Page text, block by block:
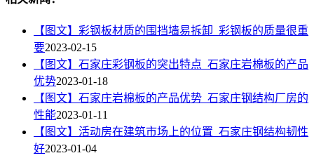
【图文】彩钢板材质的围挡墙易拆卸_彩钢板的质量很重
要2023-02-15
【图文】石家庄彩钢板的突出特点_石家庄岩棉板的产品
优势2023-01-18
【图文】石家庄岩棉板的产品优势_石家庄钢结构厂房的
性能2023-01-11
【图文】活动房在建筑市场上的位置_石家庄钢结构韧性
好2023-01-04